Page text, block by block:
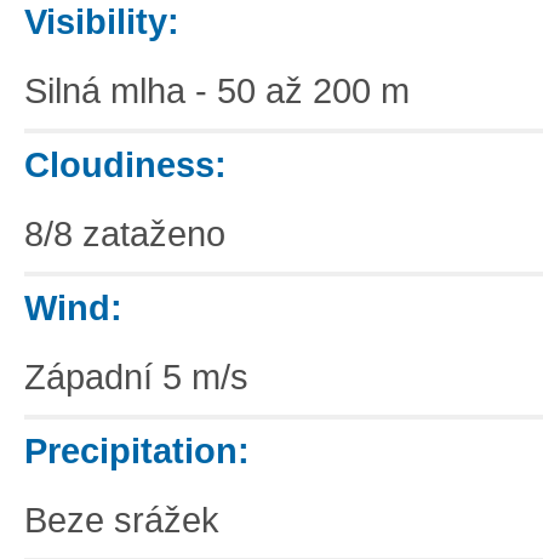
Visibility:
Silná mlha - 50 až 200 m
Cloudiness:
8/8 zataženo
Wind:
Západní 5 m/s
Precipitation:
Beze srážek